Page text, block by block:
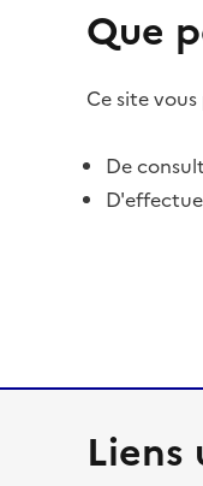
Que
Ce site
De
Liens